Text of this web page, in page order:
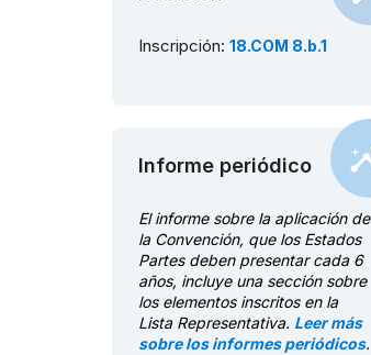
Inscripción: 18.COM 8.b.1
Informe periódico
El informe sobre la aplicación de
la Convención, que los Estados
Partes deben presentar cada 6
años, incluye una sección sobre
los elementos inscritos en la
Lista Representativa. Leer más
sobre los informes periódicos.